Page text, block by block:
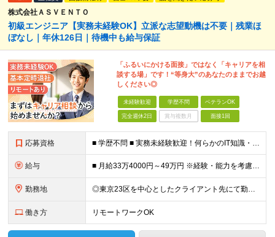
株式会社ＡＳＶＥＮＴＯ
初級エンジニア【実務未経験OK】立派な志望動機は不要｜残業ほ
ぼなし｜年休126日｜待機中も給与保証
「ふるいにかける面接」ではなく「キャリアを相
談する場」です！“等身大”のあなたのままでお越
しください◎
未経験歓迎 学歴不問 ベテランOK
完全週休2日 賞与複数月 面接1回
応募資格 ■ 学歴不問 ■ 実務未経験歓迎！何らかのIT知識・学習経験をお持ちの方 （独学、ITスクール卒業生、少しだけ実務経験がある等、経験の浅い方も大歓迎です！） ＼こんな方にピッタリの環境です／ ◎面接
給与 ■ 月給33万4000円～49万円 ※経験・能力を考慮して優遇します。 ※上記には固定残業代（月30時間分・6万3500円～9万3100円）を含みます。超過分は全額支給。 ※待機期間中全額給与を保証
勤務地 ◎東京23区を中心としたクライアント先にて勤務いただきます（転居を伴う転勤なし） ◎在宅勤務も活用できます ■ 本社 東京都江戸川区南葛西3-5-3-402 (変更の範囲)上記を除く当社関連勤務地
働き方 リモートワークOK